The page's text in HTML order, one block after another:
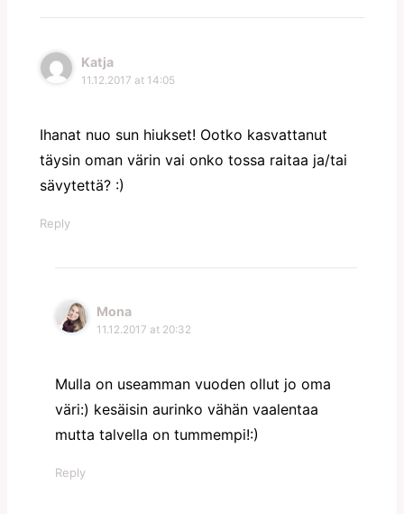
Katja
11.12.2017 at 14:05
Ihanat nuo sun hiukset! Ootko kasvattanut
täysin oman värin vai onko tossa raitaa ja/tai
sävytettä? :)
Reply
Mona
11.12.2017 at 20:32
Mulla on useamman vuoden ollut jo oma
väri:) kesäisin aurinko vähän vaalentaa
mutta talvella on tummempi!:)
Reply